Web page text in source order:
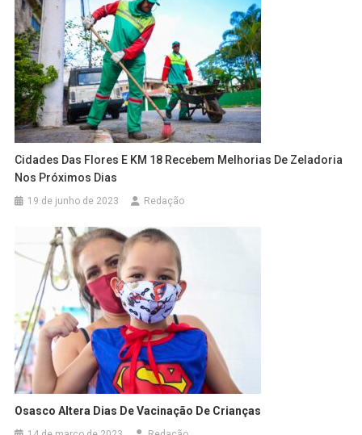
Cidades Das Flores E KM 18 Recebem Melhorias De Zeladoria
Nos Próximos Dias
19 de junho de 2023 Redação
Osasco Altera Dias De Vacinação De Crianças